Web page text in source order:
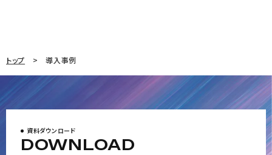
トップ 導入事例
資料ダウンロード
DOWNLOAD